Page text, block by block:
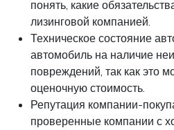
понять, какие
лизинговой компанией.
Техническое состояние
автомобиль на наличие
повреждений, так как это
оценочную стоимость.
Репутация компании-
проверенные компании с